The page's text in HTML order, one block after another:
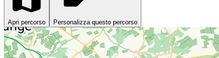
Apri percorso Personalizza questo percorso